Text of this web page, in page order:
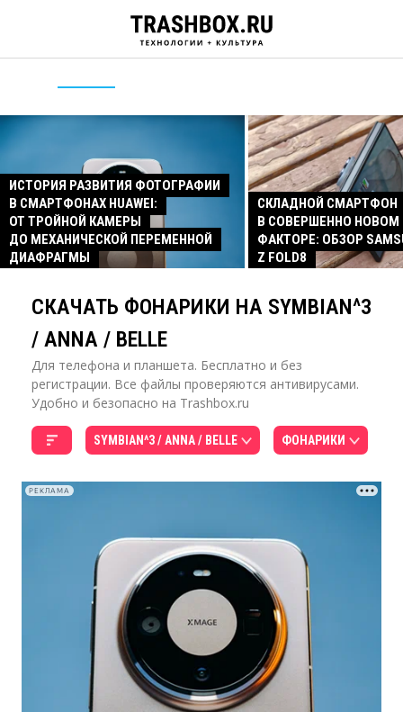
ИСТОРИЯ РАЗВИТИЯ ФОТОГРАФИИ
В СМАРТФОНАХ HUAWEI:
ОТ ТРОЙНОЙ КАМЕРЫ
ДО МЕХАНИЧЕСКОЙ ПЕРЕМЕННОЙ
ДИАФРАГМЫ
СКЛАДНОЙ СМАРТФОН
В СОВЕРШЕННО
ФАКТОРЕ: ОБЗОР
Z FOLD8
СКАЧАТЬ ФОНАРИКИ НА SYMBIAN^3
/ ANNA / BELLE
Для телефона и планшета. Бесплатно и без
регистрации. Все файлы проверяются антивирусами.
Удобно и безопасно на Trashbox.ru
SYMBIAN^3 / ANNA / BELLE ФОНАРИКИ
РЕКЛАМА